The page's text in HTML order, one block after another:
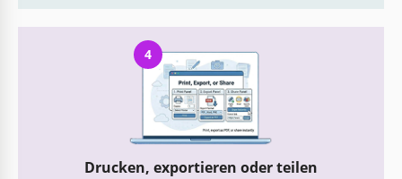
4
Drucken, exportieren oder teilen